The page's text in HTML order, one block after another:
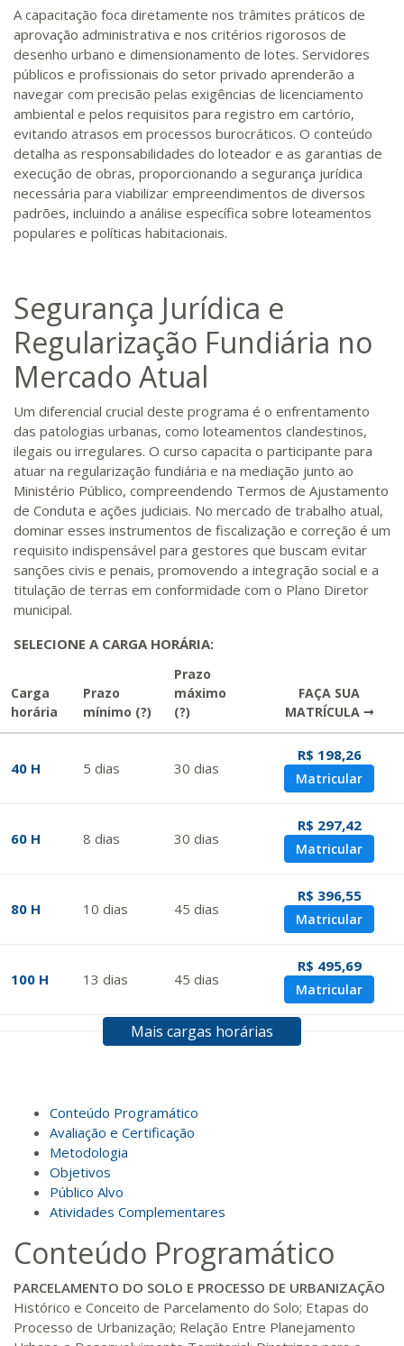
A capacitação foca diretamente nos trâmites práticos de
aprovação administrativa e nos critérios rigorosos de
desenho urbano e dimensionamento de lotes. Servidores
públicos e profissionais do setor privado aprenderão a
navegar com precisão pelas exigências de licenciamento
ambiental e pelos requisitos para registro em cartório,
evitando atrasos em processos burocráticos. O conteúdo
detalha as responsabilidades do loteador e as garantias de
execução de obras, proporcionando a segurança jurídica
necessária para viabilizar empreendimentos de diversos
padrões, incluindo a análise específica sobre loteamentos
populares e políticas habitacionais.
Segurança Jurídica e
Regularização Fundiária no
Mercado Atual
Um diferencial crucial deste programa é o enfrentamento
das patologias urbanas, como loteamentos clandestinos,
ilegais ou irregulares. O curso capacita o participante para
atuar na regularização fundiária e na mediação junto ao
Ministério Público, compreendendo Termos de Ajustamento
de Conduta e ações judiciais. No mercado de trabalho atual,
dominar esses instrumentos de fiscalização e correção é um
requisito indispensável para gestores que buscam evitar
sanções civis e penais, promovendo a integração social e a
titulação de terras em conformidade com o Plano Diretor
municipal.
SELECIONE A CARGA HORÁRIA:
Carga
horária
Prazo
mínimo (?)
Prazo
máximo
(?)
FAÇA SUA
MATRÍCULA →
40 H 5 dias 30 dias
R$ 198,26
Matricular
60 H 8 dias 30 dias
R$ 297,42
Matricular
80 H 10 dias 45 dias
R$ 396,55
Matricular
100 H 13 dias 45 dias
R$ 495,69
Matricular
dias 60dias
140 H 18dias 60dias
160 H 20dias
180 H 23dias 90dias
R$ 892,23
200 H 25dias 90dias
R$ 991,36
Matricular
Mais cargas horárias
Conteúdo Programático
Avaliação e Certificação
Metodologia
Objetivos
Público Alvo
Atividades Complementares
Conteúdo Programático
PARCELAMENTO DO SOLO E PROCESSO DE URBANIZAÇÃO
Histórico e Conceito de Parcelamento do Solo; Etapas do
Processo de Urbanização; Relação Entre Planejamento